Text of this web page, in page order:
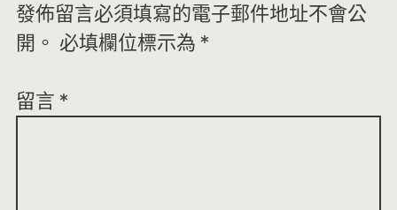
發佈留言必須填寫的電子郵件地址不會公
開。 必填欄位標示為 *
留言 *